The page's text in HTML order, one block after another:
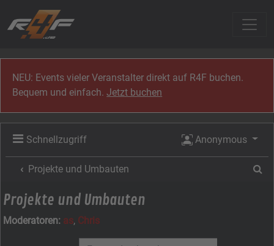
NEU: Events vieler Veranstalter direkt auf R4F buchen.
Bequem und einfach.Jetzt buchen
Schnellzugriff Anonymous
Projekte und Umbauten
Projekte und Umbauten
Moderatoren: as, Chris